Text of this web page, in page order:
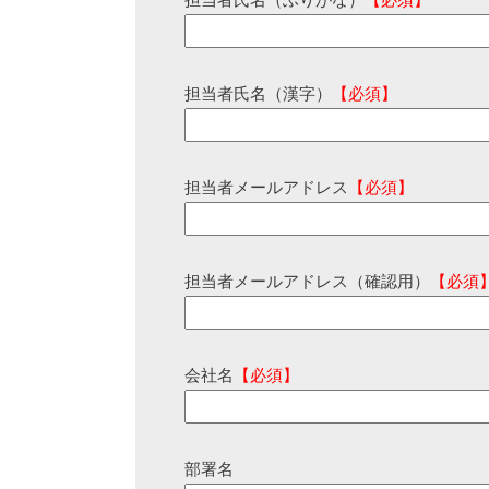
担当者氏名（漢字） 【必須】
担当者メールアドレス 【必須】
担当者メールアドレス（確認用） 【必須
会社名 【必須】
部署名